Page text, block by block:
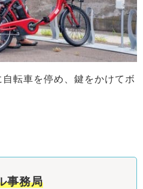
転車を停め、鍵をかけてボ
事務局